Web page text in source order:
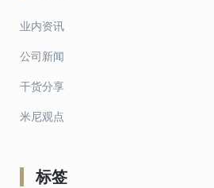
业内资讯
公司新闻
干货分享
米尼观点
标签